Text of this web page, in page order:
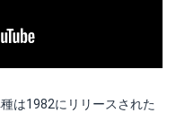
は1982にリリースされた